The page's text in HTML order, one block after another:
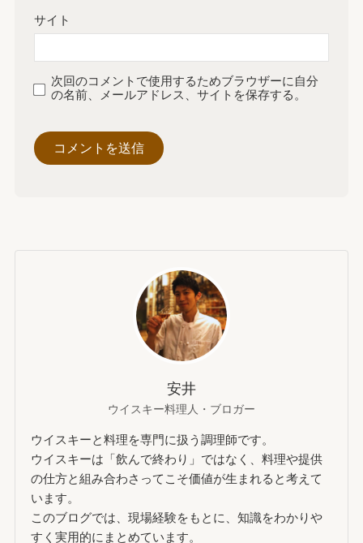
サイト
次回のコメントで使用するためブラウザーに自分
の名前、メールアドレス、サイトを保存する。
安井
ウイスキー料理人・ブロガー
ウイスキーと料理を専門に扱う調理師です。
ウイスキーは「飲んで終わり」ではなく、料理や提供
の仕方と組み合わさってこそ価値が生まれると考えて
います。
このブログでは、現場経験をもとに、知識をわかりや
すく実用的にまとめています。